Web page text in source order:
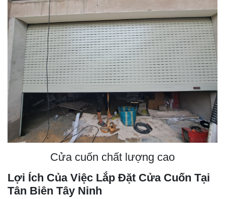
Cửa cuốn chất lượng cao
Lợi Ích Của Việc Lắp Đặt Cửa Cuốn Tại
Tân Biên Tây Ninh